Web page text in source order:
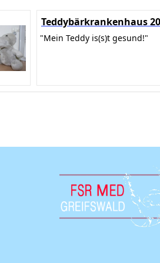
Teddybärkrankenhaus
"Mein Teddy is(s)t gesund!"